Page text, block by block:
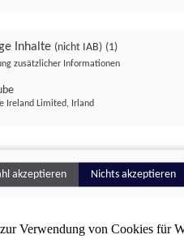
Verwendung von Cookies für
Inhalte (nicht IAB) (1)
zusätzlicher Informationen
Ireland Limited, Irland
akzeptieren Nichts akzeptieren